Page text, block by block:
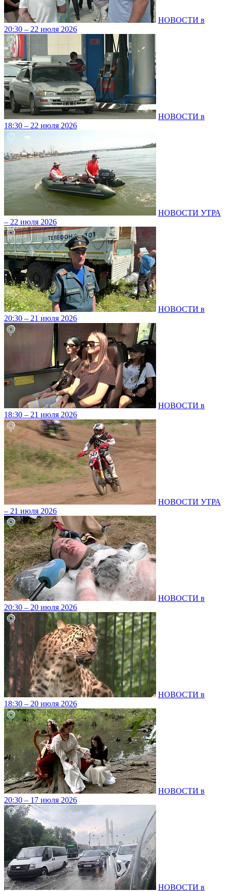
НОВОСТИ в
20:30 – 22 июля 2026
НОВОСТИ в
18:30 – 22 июля 2026
НОВОСТИ УТРА
– 22 июля 2026
НОВОСТИ в
20:30 – 21 июля 2026
НОВОСТИ в
18:30 – 21 июля 2026
НОВОСТИ УТРА
– 21 июля 2026
НОВОСТИ в
20:30 – 20 июля 2026
НОВОСТИ в
18:30 – 20 июля 2026
НОВОСТИ в
20:30 – 17 июля 2026
НОВОСТИ в